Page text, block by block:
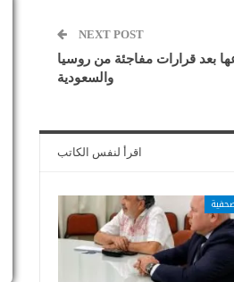
NEXT POST
بعد قرارات مفاجئة من روسيا
والسعودية
اقرأ لنفس الكاتب